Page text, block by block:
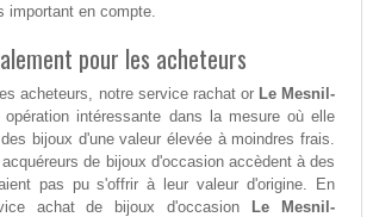
important en compte.
pour les acheteurs
acheteurs, notre service rachat or Le Mesnil-
intéressante dans la mesure où elle
bijoux d'une valeur élevée à moindres frais.
de bijoux d'occasion accèdent à des
pas pu s'offrir à leur valeur d'origine. En
achat de bijoux d'occasion Le Mesnil-